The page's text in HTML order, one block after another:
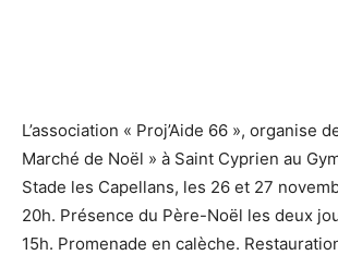
L’association « Proj’Aide 66 », organise
Marché de Noël » à Saint Cyprien au
Stade les Capellans, les 26 et 27
20h. Présence du Père-Noël les deux
15h. Promenade en calèche.